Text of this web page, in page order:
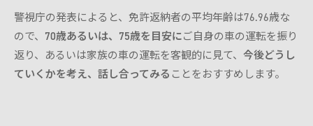
警視庁の発表によると、免許返納者の平均年齢は76.96歳な
ので、 70歳あるいは、75歳を目安にご自身の車の運転を振り
返り、あるいは家族の車の運転を客観的に見て、 今後どうし
ていくかを考え、話し合ってみる ことをおすすめします。